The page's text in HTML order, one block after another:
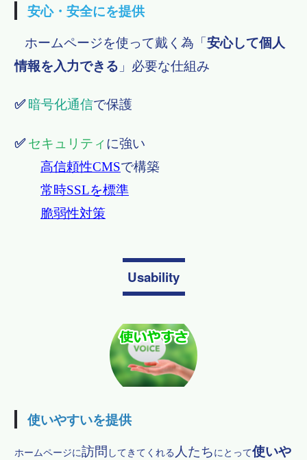
安心・安全にを提供
ホームページを使って戴く為 「 安心して個人
情報を入力できる 」必要な仕組み
✅ 暗号化通信で保護
✅ セキュリティ に強い
高信頼性CMSで構築
常時SSLを標準
脆弱性対策
Usability
使いやすいを提供
ホームページに訪問 してきてくれる 人たち にとって使いや